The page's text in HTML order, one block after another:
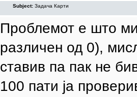
Subject: Задача Карти
Проблемот е што
различен од 0),
ставив па пак не
100 пати ја